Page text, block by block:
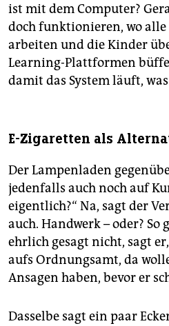
ist mit dem Computer?
doch funktionieren, wo
arbeiten und die Kinder
Learning-Plattformen
damit das System läuft,
E-Zigaretten als
Der Lampenladen
jedenfalls auch noch auf
eigentlich?“ Na, sagt der
auch. Handwerk – oder? So
ehrlich gesagt nicht, sagt
aufs Ordnungsamt, da
Ansagen haben, bevor er
Dasselbe sagt ein paar